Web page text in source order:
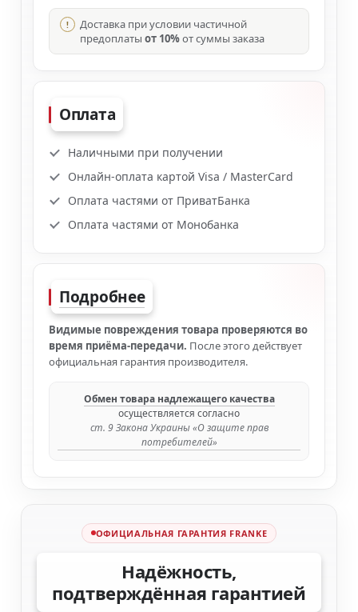
Доставка при условии частичной
предоплаты от 10%от суммы заказа
Оплата
Наличными при получении
Онлайн-оплата картой Visa / MasterCard
Оплата частями от ПриватБанка
Оплата частями от Монобанка
Подробнее
Видимые повреждения товара проверяются во
время приёма-передачи. После этого действует
официальная гарантия производителя.
Обмен товара надлежащего качества
осуществляется согласно
ст. 9 Закона Украины «О защите прав
потребителей»
ОФИЦИАЛЬНАЯ ГАРАНТИЯ FRANKE
Надёжность,
подтверждённая гарантией